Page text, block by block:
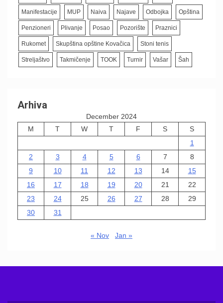
Manifestacije MUP Naiva Najave Odbojka Opština
Penzioneri Plivanje Posao Pozorište Praznici
Rukomet Skupština opštine Kovačica Stoni tenis
Streljaštvo Takmičenje TOOK Turnir Vašar Šah
Arhiva
December 2024
M
T W T F S
S
1
2
3 4 5 6 7
8
9
10 11 12 13 14
15
16
17 18 19 20 21
22
23
24 25 26 27 28
29
30
31
« Nov Jan »